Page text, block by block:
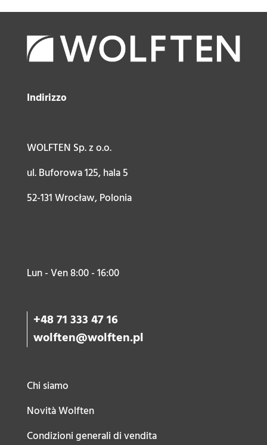
Indirizzo
WOLFTEN Sp. z o.o.
ul. Buforowa 125, hala 5
52-131 Wrocław, Polonia
Lun - Ven 8:00 - 16:00
+48 71 333 47 16
wolften@wolften.pl
Chi siamo
Novità Wolften
Condizioni generali di vendita